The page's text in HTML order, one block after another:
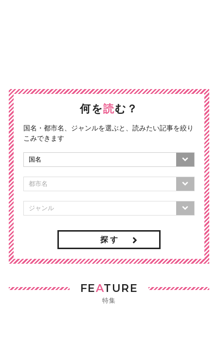
何を読む？
国名・都市名、ジャンルを選ぶと、読みたい記事を絞り
こみできます
探 す
FEATURE
特集